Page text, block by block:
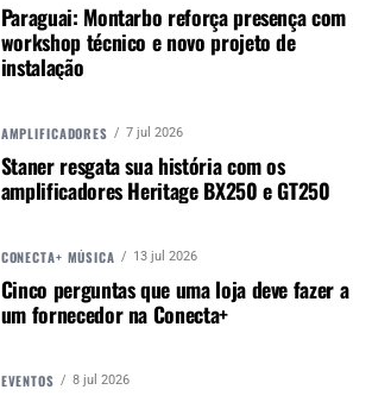
Paraguai: Montarbo reforça presença com
workshop técnico e novo projeto de
instalação
AMPLIFICADORES 7 jul 2026
Staner resgata sua história com os
amplificadores Heritage BX250 e GT250
CONECTA+ MÚSICA 13 jul 2026
Cinco perguntas que uma loja deve fazer a
um fornecedor na Conecta+
EVENTOS 8 jul 2026